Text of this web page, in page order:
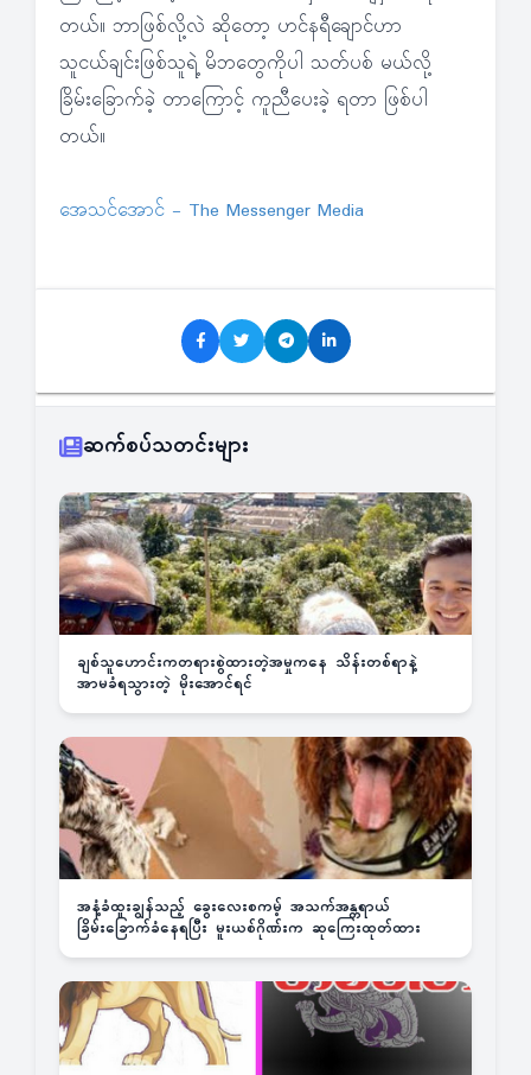
တယ်။ ဘာဖြစ်လို့လဲ ဆိုတော့ ဟင်နရီချောင်ဟာ
သူငယ်ချင်းဖြစ်သူရဲ့ မိဘတွေကိုပါ သတ်ပစ် မယ်လို့
ခြိမ်းခြောက်ခဲ့ တာကြောင့် ကူညီပေးခဲ့ ရတာ ဖြစ်ပါ
တယ်။
အေသင်အောင် - The Messenger Media
ဆက်စပ်သတင်းများ
ချစ်သူဟောင်းကတရားစွဲထားတဲ့အမှုကနေ သိန်းတစ်ရာနဲ့
အာမခံရသွားတဲ့ မိုးအောင်ရင်
အနံ့ခံထူးချွန်သည့် ခွေးလေးစကမ့် အသက်အန္တရာယ်
ခြိမ်းခြောက်ခံနေရပြီး မူးယစ်ဂိုဏ်းက ဆုကြေးထုတ်ထား